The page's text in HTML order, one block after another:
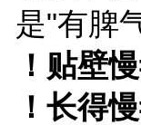
是"有脾
！贴壁
！长得